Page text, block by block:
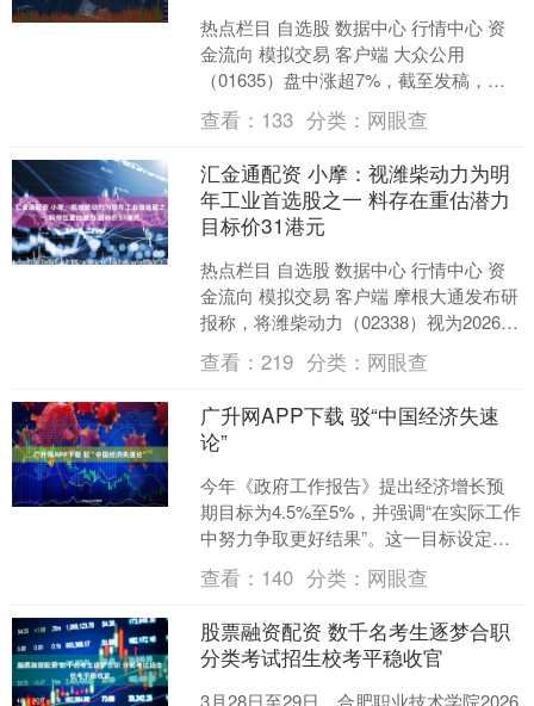
热点栏目 自选股 数据中心 行情中心 资
金流向 模拟交易 客户端 大众公用
（01635）盘中涨超7%，截至发稿，股
价上涨6.50%，现报4.26港元，成交额
2.....
查看： 133 分类： 网眼查
汇金通配资 小摩：视潍柴动力为明
年工业首选股之一 料存在重估潜力
目标价31港元
热点栏目 自选股 数据中心 行情中心 资
金流向 模拟交易 客户端 摩根大通发布研
报称，将潍柴动力（02338）视为2026年
工业板块的首选股之一，维持“增持”评....
查看：219 分类： 网眼查
广升网APP下载 驳“中国经济失速
论”
今年《政府工作报告》提出经济增长预
期目标为4.5%至5%，并强调“在实际工作
中努力争取更好结果”。这一目标设定，
既立足当前形势，为调结构、防风险、
促改革预留了空....
查看： 140 分类： 网眼查
股票融资配资 数千名考生逐梦合职
分类考试招生校考平稳收官